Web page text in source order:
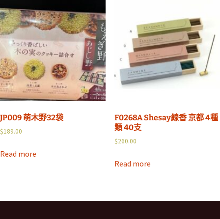
JP009 萌木野32袋
$189.00
Read more
F0268A Shesay線香 京都 4種
類 40支
$260.00
Read more